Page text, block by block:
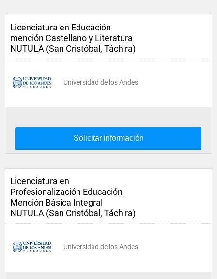
Licenciatura en Educación
mención Castellano y Literatura
NUTULA (San Cristóbal, Táchira)
Universidad de los Andes
Solicitar información
Licenciatura en
Profesionalización Educación
Mención Básica Integral
NUTULA (San Cristóbal, Táchira)
Universidad de los Andes